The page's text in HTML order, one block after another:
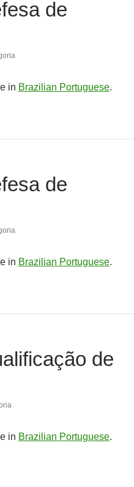
de
in Brazilian Portuguese.
de
in Brazilian Portuguese.
de
in Brazilian Portuguese.